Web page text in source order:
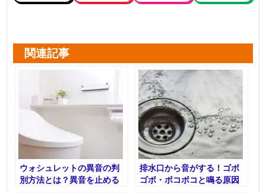
関連記事
ウォシュレットの異音の判
別方法とは？異音を止める
排水口から音がする！ゴボ
ゴボ・ボコボコと鳴る原因